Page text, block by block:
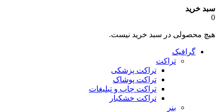
سبد خرید
0
هیچ محصولی در سبد خرید نیست.
گرافیک
تراکت
تراکت پزشکی
تراکت پوشاک
تراکت چاپ و تبلیغات
تراکت خشکبار
بنر